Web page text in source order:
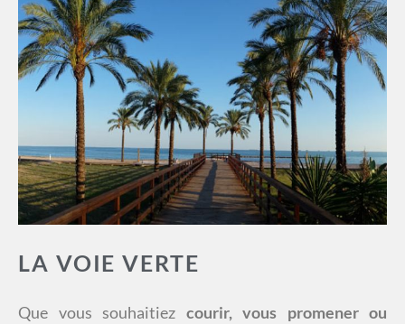
LA VOIE VERTE
Que vous souhaitiez courir, vous promener ou